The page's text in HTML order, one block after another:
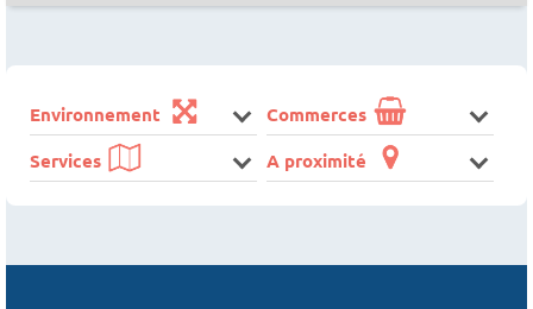
Environnement
Commerces
Services
A proximité